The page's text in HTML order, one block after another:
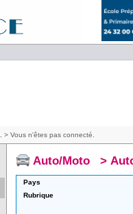
> Vous n'êtes pas connecté.
Auto/Moto >
Pays
Rubrique